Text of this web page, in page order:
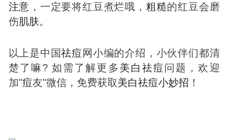
注意 ，一定要将红豆煮烂哦， 粗糙的红豆会磨
伤肌肤。
以上是中国祛痘 网小编的介绍，小伙伴们都清
楚了嘛? 如需了解更多 美白 祛痘问题，欢迎
加"痘友"微信，免费获取美白祛痘小妙招 ！